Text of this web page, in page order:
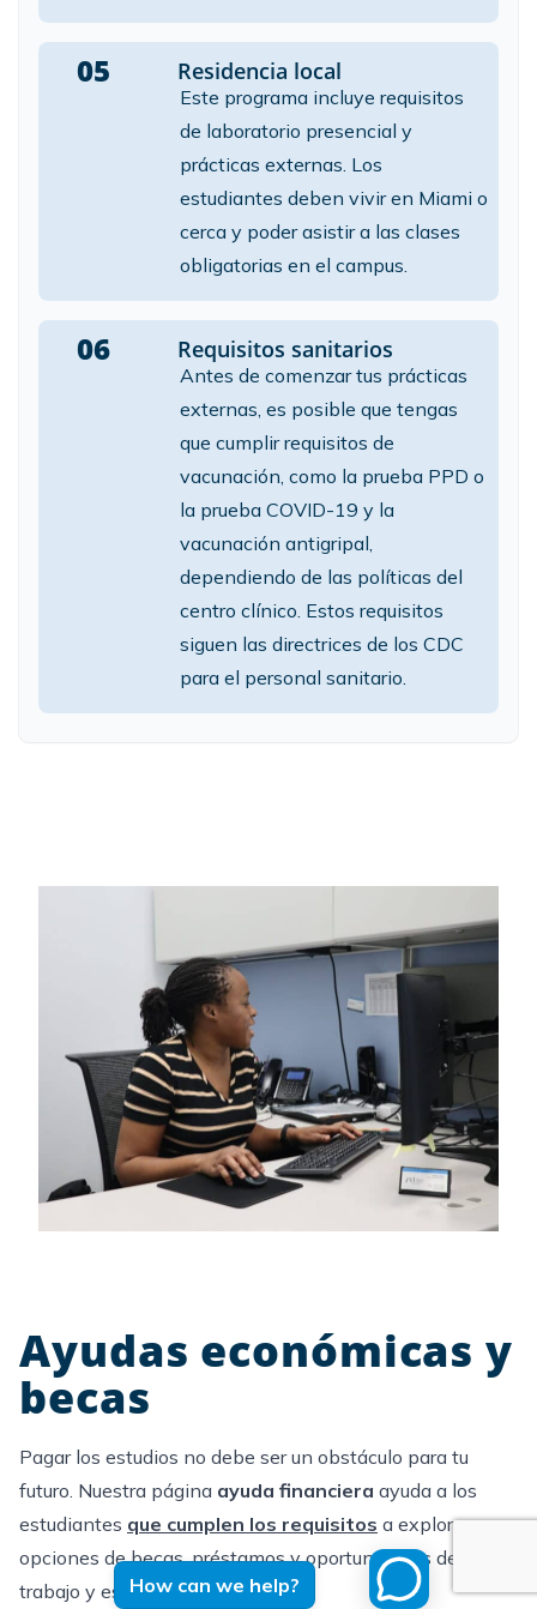
How can we help?
05 Residencia local
Este programa incluye requisitos
de laboratorio presencial y
prácticas externas. Los
estudiantes deben vivir en Miami o
cerca y poder asistir a las clases
obligatorias en el campus.
06 Requisitos sanitarios
Antes de comenzar tus prácticas
externas, es posible que tengas
que cumplir requisitos de
vacunación, como la prueba PPD o
la prueba COVID-19 y la
vacunación antigripal,
dependiendo de las políticas del
centro clínico. Estos requisitos
siguen las directrices de los CDC
para el personal sanitario.
Ayudas económicas y
becas
Pagar los estudios no debe ser un obstáculo para tu
futuro. Nuestra página ayuda financiera ayuda a los
estudiantes que cumplen los requisitos a explorar
opciones de becas, préstamos y oportunidades de
trabajo y estudio.